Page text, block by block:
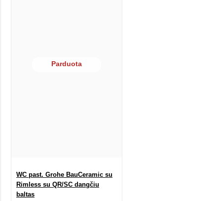
Parduota
WC past. Grohe BauCeramic su
Rimless su QR/SC dangčiu
baltas